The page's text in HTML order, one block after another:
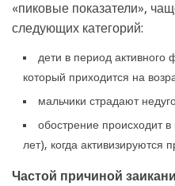
«пиковые показатели»,
следующих категорий:
дети в период
который приходится на
мальчики страдают
обострение происходит
лет), когда активизируются
Частой причиной